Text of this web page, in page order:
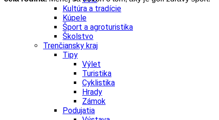
Kultúra a tradície
Kúpele
Šport a agroturistika
Školstvo
Trenčiansky kraj
Tipy
Výlet
Turistika
Cyklistika
Hrady
Zámok
Podujatia